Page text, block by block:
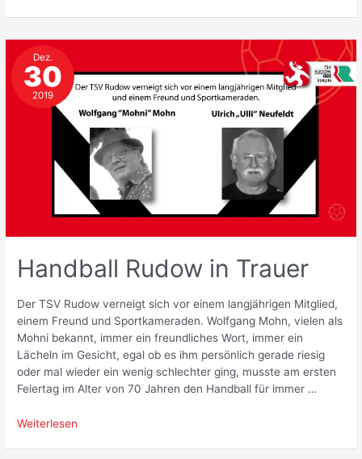
im
Team
der
AH
Dez.
30
2019
Handball Rudow in Trauer
Der TSV Rudow verneigt sich vor einem langjährigen Mitglied,
einem Freund und Sportkameraden. Wolfgang Mohn, vielen als
Mohni bekannt, immer ein freundliches Wort, immer ein
Lächeln im Gesicht, egal ob es ihm persönlich gerade riesig
oder mal wieder ein wenig schlechter ging, musste am ersten
Feiertag im Alter von 70 Jahren den Handball für immer …
Handball
Weiterlesen